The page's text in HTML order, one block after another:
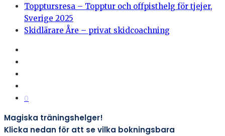
Topptursresa – Topptur och offpisthelg för tjejer,
Sverige 2025
Skidlärare Åre – privat skidcoachning
0
Magiska träningshelger!
Klicka nedan för att se vilka bokningsbara